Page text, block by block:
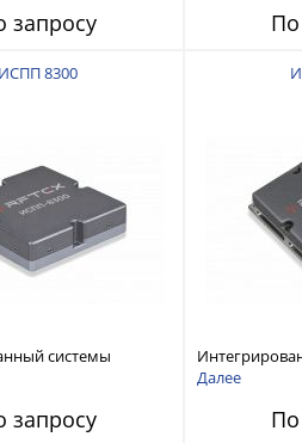
запросу По
ИСПП 8300
системы
помех RFТех
запросу
защиты от
Далее
По